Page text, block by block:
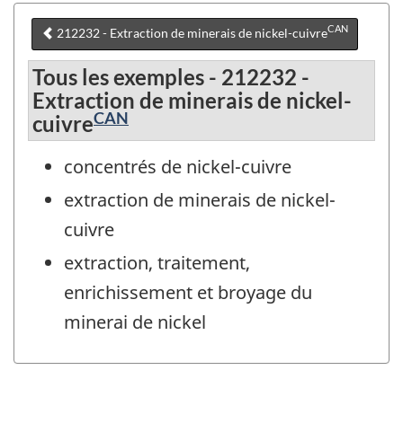
212232 - Extraction de minerais de nickel-cuivreCAN
Tous les exemples - 212232 -
Extraction de minerais de nickel-
cuivreCAN
concentrés de nickel-cuivre
extraction de minerais de nickel-
cuivre
extraction, traitement,
enrichissement et broyage du
minerai de nickel